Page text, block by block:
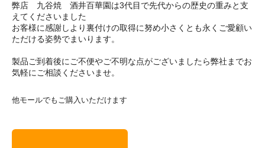
弊店 九谷焼 酒井百華園は3代目で先代からの歴史の重みと支
えてくださいました
お客様に感謝しより裏付けの取得に努め小さくとも永くご愛顧い
ただける姿勢でまいります。
製品ご到着後にご不便やご不明な点がございましたら弊社までお
気軽にご相談くださいませ。
他モールでもご購入いただけます